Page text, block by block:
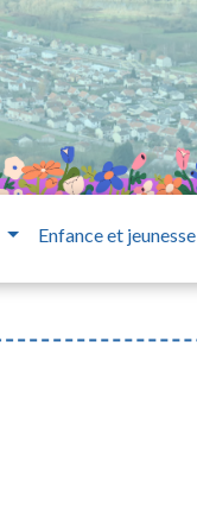
Enfance et jeunesse